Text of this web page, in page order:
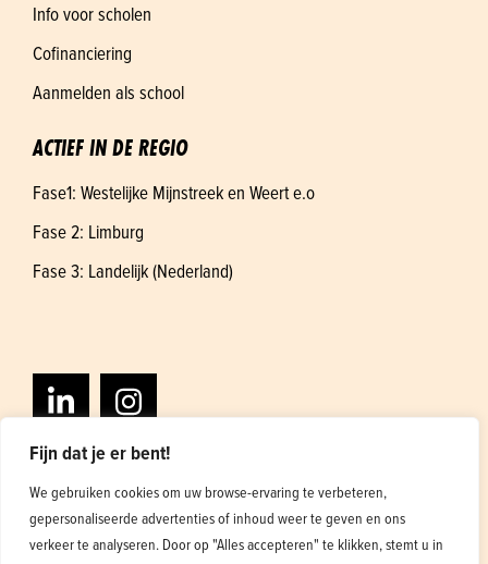
Fijn dat je er bent!
We gebruiken cookies om uw browse-ervaring te verbeteren,
gepersonaliseerde advertenties of inhoud weer te geven en ons
verkeer te analyseren. Door op "Alles accepteren" te klikken, stemt u in
Info voor scholen
Cofinanciering
Aanmelden als school
ACTIEF IN DE REGIO
Fase1: Westelijke Mijnstreek en Weert e.o
Fase 2: Limburg
Fase 3: Landelijk (Nederland)
Algemene voorwaarden
Privacybeleid